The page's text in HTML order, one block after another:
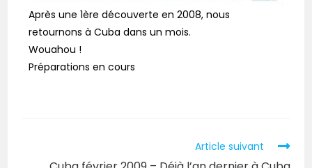
Après une 1ère découverte en 2008, nous
retournons à Cuba dans un mois.
Wouahou !
Préparations en cours
Article suivant